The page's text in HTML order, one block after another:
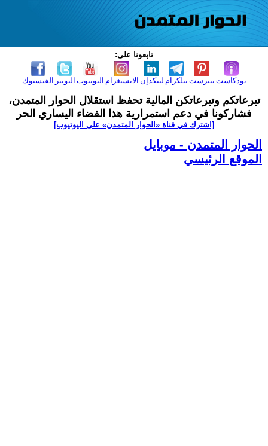
تابعونا على:
الفيسبوك التويتر اليوتيوب الانستغرام لينكدإن تيلكرامبنترست بودكاست
تبرعاتكم وتبرعاتكن المالية تحفظ استقلال الحوار المتمدن،
فشاركونا في دعم استمرارية هذا الفضاء اليساري الحر
[اشترك في قناة ‫«الحوار المتمدن» على اليوتيوب]
الحوار المتمدن - موبايل
الموقع الرئيسي